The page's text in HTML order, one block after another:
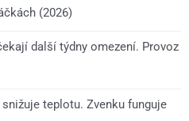
(2026)
další týdny omezení. Provoz
teplotu. Zvenku funguje